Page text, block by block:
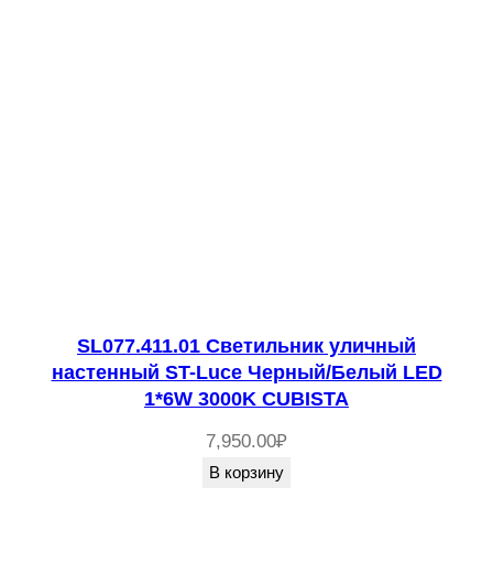
SL077.411.01 Светильник уличный
настенный ST-Luce Черный/Белый LED
1*6W 3000K CUBISTA
7,950.00₽
В корзину